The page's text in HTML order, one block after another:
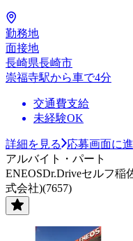
勤務地
面接地
長崎県長崎市
崇福寺駅から車で4分
交通費支給
未経験OK
詳細を見る
応募画面に
アルバイト・パート
ENEOSDr.Driveセルフ稲
式会社)(7657)